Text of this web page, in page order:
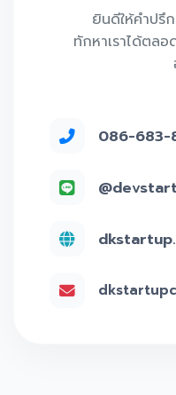
ยินดีให้คำปรึ
ทักหาเราได้ตล
086-683-